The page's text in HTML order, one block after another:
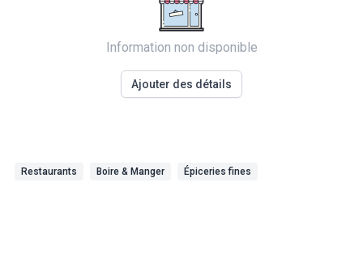
Information non disponible
Ajouter des détails
Restaurants Boire & Manger Épiceries fines